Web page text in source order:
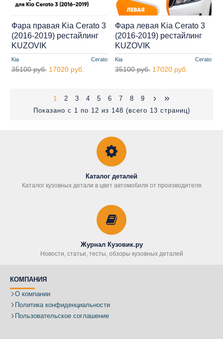
Kia Cerato
Фара правая Kia Cerato 3
(2016-2019) рестайлинг
KUZOVIK
35100 руб. 17020 руб.
Kia Cerato
Фара левая Kia Cerato 3
(2016-2019) рестайлинг
KUZOVIK
35100 руб. 17020 руб.
1 2 3 4 5 6 7 8
9
Показано с 1 по 12 из 148 (всего 13 страниц)
Каталог деталей
Каталог кузовных детали в цвет автомобиля от производителя
Журнал Кузовик.ру
Новости, статьи, тесты, обзоры кузовных деталей
КОМПАНИЯ
О компании
Политика конфиденциальности
Пользовательское соглашение